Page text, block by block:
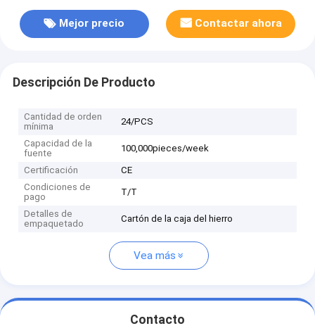
Mejor precio Contactar ahora
Descripción De Producto
Cantidad de orden
mínima
24/PCS
Capacidad de la
fuente
100,000pieces/week
Certificación
CE
Condiciones de
pago
T/T
Detalles de
empaquetado
Cartón de la caja del hierro
Vea más
Contacto